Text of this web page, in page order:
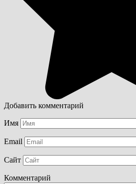
Добавить комментарий
Имя
Email
Сайт
Комментарий